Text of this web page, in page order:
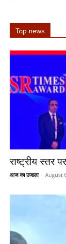
Top news
राष्ट्रीय स्तर
आज का उजाला - August